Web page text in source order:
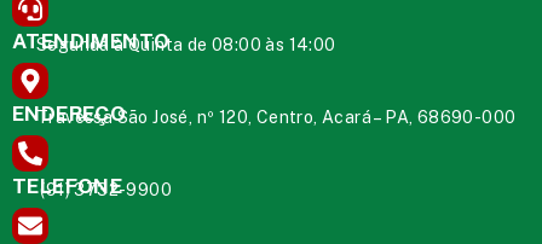
ATENDIMENTO
Segunda à Quinta de 08:00 às 14:00
ENDEREÇO
Travessa São José, nº 120, Centro, Acará – PA, 68690-000
TELEFONE
(91) 3732-9900